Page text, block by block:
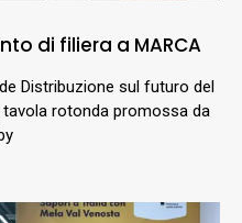
di filiera a MARCA
Distribuzione sul futuro del
rotonda promossa da